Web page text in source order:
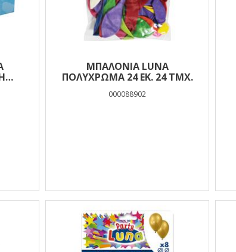
ΜΠΑΛΌΝΙΑ LUNA
ΠΟΛΎΧΡΩΜΑ 24 ΕΚ. 24 ΤΜΧ.
000088902